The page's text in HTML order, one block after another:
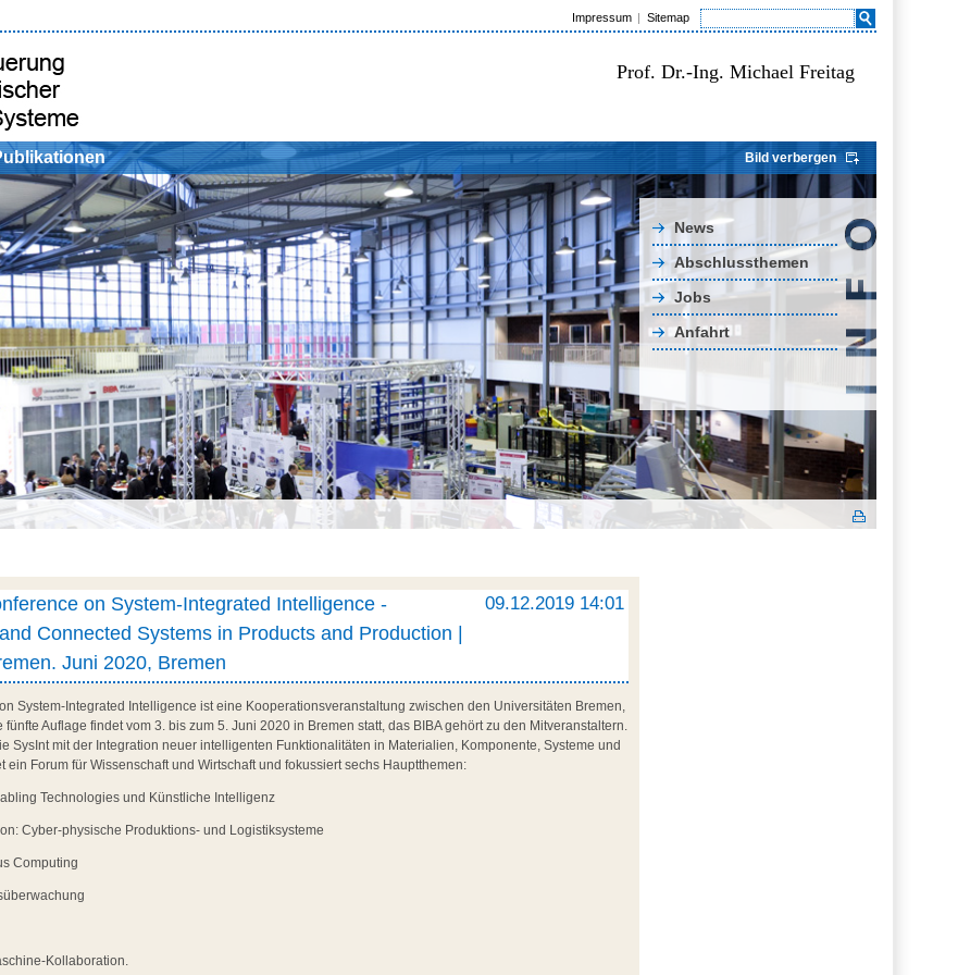
Impressum Sitemap
Prof. Dr.-Ing. Michael Freitag
Bild verbergen
News
Abschlussthemen
Jobs
Anfahrt
09.12.2019 14:01
on System-Integrated Intelligence -
Connected Systems in Products and Production |
Juni 2020, Bremen
System-Integrated Intelligence ist eine Kooperationsveranstaltung zwischen den Universitäten Bremen,
Auflage findet vom 3. bis zum 5. Juni 2020 in Bremen statt, das BIBA gehört zu den Mitveranstaltern.
SysInt mit der Integration neuer intelligenten Funktionalitäten in Materialien, Komponente, Systeme und
ein Forum für Wissenschaft und Wirtschaft und fokussiert sechs Hauptthemen:
Technologies und Künstliche Intelligenz
Cyber-physische Produktions- und Logistiksysteme
Computing
Kollaboration.